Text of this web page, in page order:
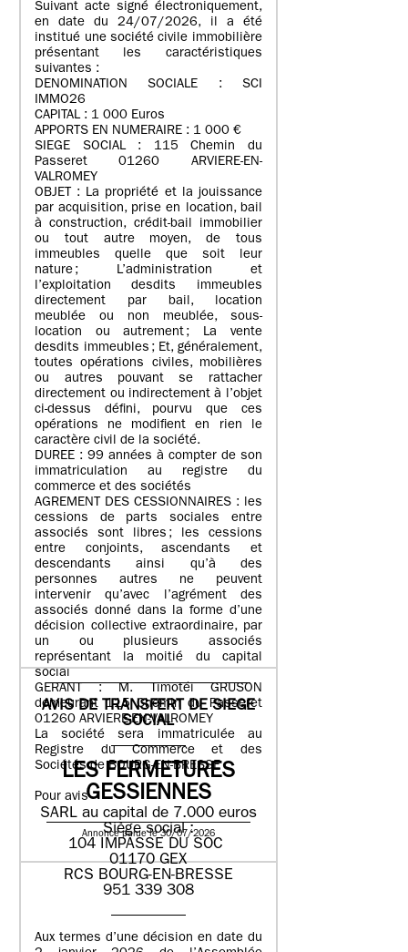
Suivant acte signé électroniquement,
en date du 24/07/2026, il a été
institué une société civile immobilière
présentant les caractéristiques
suivantes :
DENOMINATION SOCIALE : SCI
IMMO26
CAPITAL : 1 000 Euros
APPORTS EN NUMERAIRE : 1 000 €
SIEGE SOCIAL : 115 Chemin du
Passeret 01260 ARVIERE-EN-
VALROMEY
OBJET : La propriété et la jouissance
par acquisition, prise en location, bail
à construction, crédit-bail immobilier
ou tout autre moyen, de tous
immeubles quelle que soit leur
nature ; L’administration et
l’exploitation desdits immeubles
directement par bail, location
meublée ou non meublée, sous-
location ou autrement ; La vente
desdits immeubles ; Et, généralement,
toutes opérations civiles, mobilières
ou autres pouvant se rattacher
directement ou indirectement à l’objet
ci-dessus défini, pourvu que ces
opérations ne modifient en rien le
caractère civil de la société.
DUREE : 99 années à compter de son
immatriculation au registre du
commerce et des sociétés
AGREMENT DES CESSIONNAIRES : les
cessions de parts sociales entre
associés sont libres ; les cessions
entre conjoints, ascendants et
descendants ainsi qu’à des
personnes autres ne peuvent
intervenir qu’avec l’agrément des
associés donné dans la forme d’une
décision collective extraordinaire, par
un ou plusieurs associés
représentant la moitié du capital
social
GERANT : M. Timotéi GRUSON
demeurant 115 Chemin du Passeret
01260 ARVIERE-EN-VALROMEY
La société sera immatriculée au
Registre du Commerce et des
Sociétés de BOURG-EN-BRESSE
Pour avis
Annonce parue le 30/07/2026
AVIS DE TRANSFERT DE SIEGE
SOCIAL
LES FERMETURES
GESSIENNES
SARL au capital de 7.000 euros
Siège social :
104 IMPASSE DU SOC
01170 GEX
RCS BOURG-EN-BRESSE
951 339 308
Aux termes d’une décision en date du